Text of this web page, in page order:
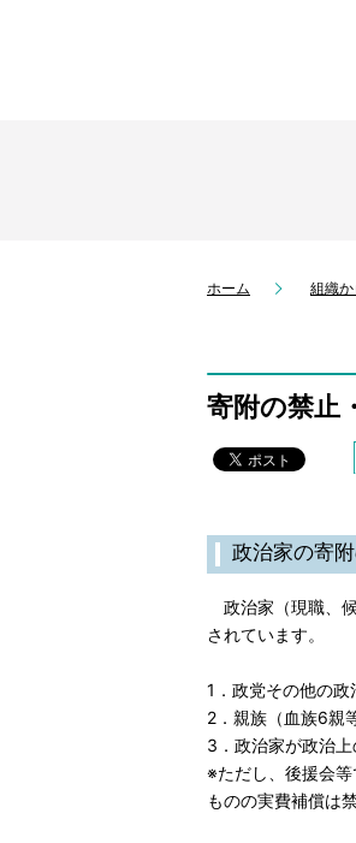
ホーム 組織
寄附の禁止
政治家の寄
政治家（現職、
されています。
1．政党その他の
2．親族（血族6親
3．政治家が政治
※ただし、後援会
ものの実費補償は